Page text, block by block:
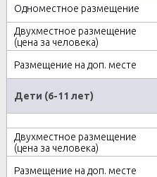
Дети (6-11 лет)